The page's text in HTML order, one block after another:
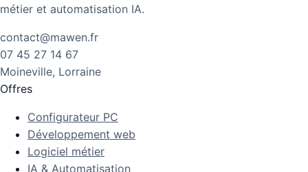
métier et automatisation IA.
contact@mawen.fr
07 45 27 14 67
Moineville, Lorraine
Offres
Configurateur PC
Développement web
Logiciel métier
IA & Automatisation